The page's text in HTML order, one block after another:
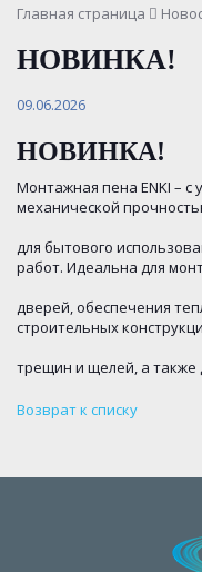
Главная страница
НОВИНКА!
09.06.2026
НОВИНКА!
Монтажная пена ENKI –
механической
для бытового
работ. Идеальна для
дверей, обеспечения
строительных
трещин и щелей, а также
Возврат к списку